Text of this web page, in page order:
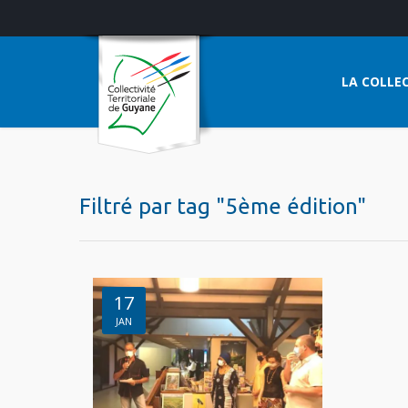
LA
Filtré par tag "5ème édition"
17
JAN